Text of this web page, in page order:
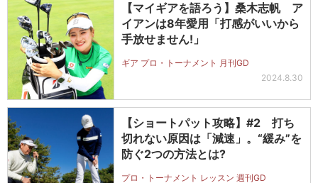
【マイギアを語ろう】桑木志帆 ア
イアンは8年愛用「打感がいいから
手放せません!」
ギア プロ・トーナメント 月刊GD
2024.8.30
【ショートパット攻略】#2 打ち
切れない原因は「減速」。“緩み”を
防ぐ2つの方法とは?
プロ・トーナメント レッスン 週刊GD